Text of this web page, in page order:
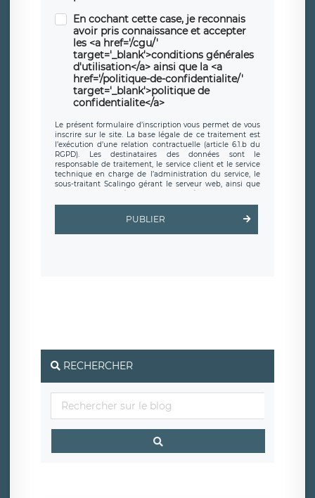
En cochant cette case, je reconnais
avoir pris connaissance et accepter
les <a href='/cgu/'
target='_blank'>conditions générales
d'utilisation</a> ainsi que la <a
href='/politique-de-confidentialite/'
target='_blank'>politique de
confidentialite</a>
Le présent formulaire d’inscription vous permet de vous
inscrire sur le site. La base légale de ce traitement est
l’exécution d’une relation contractuelle (article 6.1.b du
RGPD). Les destinataires des données sont le
responsable de traitement, le service client et le service
technique en charge de l’administration du service, le
sous-traitant Scalingo gérant le serveur web, ainsi que
d’inscription est hébergé sur un serveur hébergé par
clauses de
protection conformes au RGPD
. Les données collectées
sont conservées jusqu’à ce que l’Internaute en sollicite la
rue Léopold Sédar Senghor, joignable à l’adresse mail :
responsabledetraitement@legavox.fr. Vous avez
également le droit d’introduire une réclamation auprès
d’une autorité de contrôle.
PUBLIER
RECHERCHER